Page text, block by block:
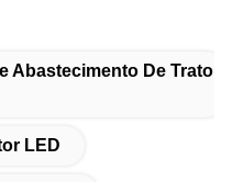
Abastecimento De Trator
LED